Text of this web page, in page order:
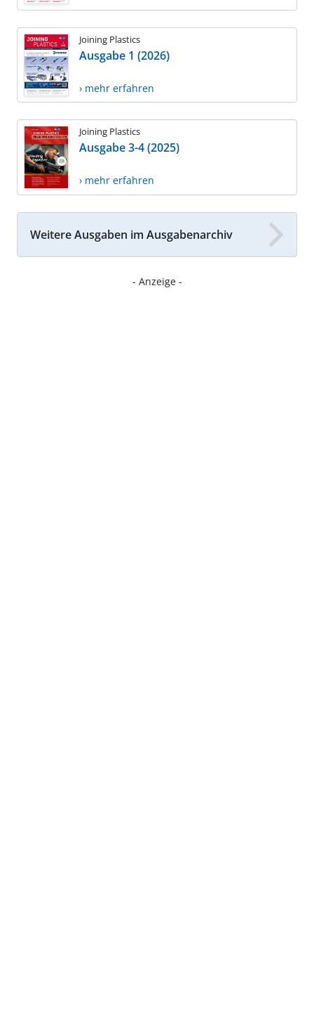
Joining Plastics
Ausgabe 1 (2026)
› mehr erfahren
Joining Plastics
Ausgabe 3-4 (2025)
› mehr erfahren
Weitere Ausgaben im Ausgabenarchiv
- Anzeige -